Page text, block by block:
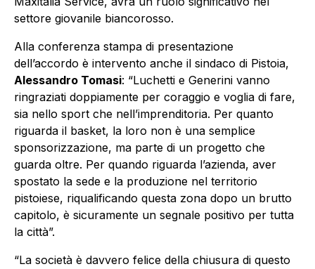
settore giovanile biancorosso.
Alla conferenza stampa di presentazione
dell’accordo è intervento anche il sindaco di Pistoia,
Alessandro Tomasi: “Luchetti e Generini vanno
ringraziati doppiamente per coraggio e voglia di fare,
sia nello sport che nell’imprenditoria. Per quanto
riguarda il basket, la loro non è una semplice
sponsorizzazione, ma parte di un progetto che
guarda oltre. Per quando riguarda l’azienda, aver
spostato la sede e la produzione nel territorio
pistoiese, riqualificando questa zona dopo un brutto
capitolo, è sicuramente un segnale positivo per tutta
la città”.
“La società è davvero felice della chiusura di questo